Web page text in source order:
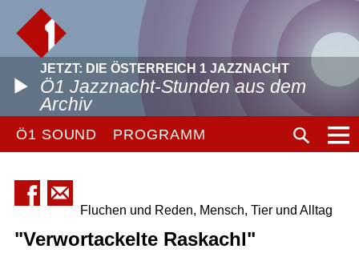
JETZT: DIE ÖSTERREICH 1 JAZZNACHT
Ö1 Jazznacht-Stunden aus dem
Archiv
Ö1 SOUND PROGRAMM
Fluchen und Reden, Mensch, Tier und Alltag
"Verwortackelte Raskachl"